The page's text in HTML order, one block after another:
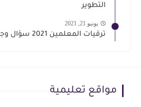
التطوير
يونيو 21, 2021
ترقيات المعلمين 2021 سؤال وجواب
مواقع تعليمية